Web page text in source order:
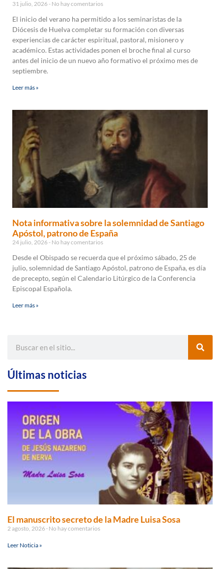
31 julio, 2026 No hay comentarios
El inicio del verano ha permitido a los seminaristas de la
Diócesis de Huelva completar su formación con diversas
experiencias de carácter espiritual, pastoral, misionero y
académico. Estas actividades ponen el broche final al curso
antes del inicio de un nuevo año formativo el próximo mes de
septiembre.
Leer más »
Nota informativa sobre la solemnidad de Santiago
Apóstol, patrono de España
24 julio, 2026 No hay comentarios
Desde el Obispado se recuerda que el próximo sábado, 25 de
julio, solemnidad de Santiago Apóstol, patrono de España, es día
de precepto, según el Calendario Litúrgico de la Conferencia
Episcopal Española.
Leer más »
Últimas noticias
El manuscrito secreto de la Madre Luisa Sosa
2 agosto, 2026 No hay comentarios
Leer Noticia »